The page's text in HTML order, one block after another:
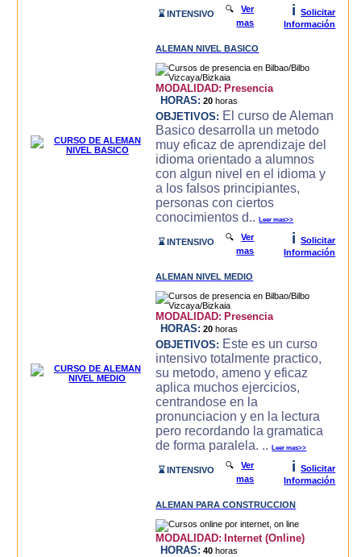
⌛ INTENSIVO 🔍Ver
mas
i
Solicitar
Información
ALEMAN NIVEL BASICO
MODALIDAD: Presencia
HORAS: 20 horas
OBJETIVOS: El curso de Aleman
Basico desarrolla un metodo
muy eficaz de aprendizaje del
idioma orientado a alumnos
con algun nivel en el idioma y
a los falsos principiantes,
personas con ciertos
conocimientos d..Leer mas>>
⌛ INTENSIVO 🔍Ver
mas
i
Solicitar
Información
ALEMAN NIVEL MEDIO
MODALIDAD: Presencia
HORAS: 20 horas
OBJETIVOS: Este es un curso
intensivo totalmente practico,
su metodo, ameno y eficaz
aplica muchos ejercicios,
centrandose en la
pronunciacion y en la lectura
pero recordando la gramatica
de forma paralela. ..Leer mas>>
⌛ INTENSIVO 🔍Ver
mas
i
Solicitar
Información
ALEMAN PARA CONSTRUCCION
MODALIDAD: Internet (Online)
HORAS: 40 horas